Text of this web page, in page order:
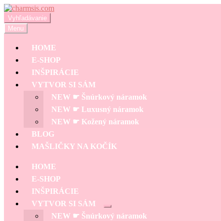
Preskočiť
na
navigáciu
Preskočiť
na
obsah
Hľadať:
Vyhľadávanie
Menu
HOME
E-SHOP
INŠPIRÁCIE
VYTVOR SI SÁM
NEW ☛ Šnúrkový náramok
NEW ☛ Luxusný náramok
NEW ☛ Kožený náramok
BLOG
MAŠLIČKY NA KOČÍK
HOME
E-SHOP
INŠPIRÁCIE
VYTVOR SI SÁM
Rozbaliť
podradené
NEW ☛ Šnúrkový náramok